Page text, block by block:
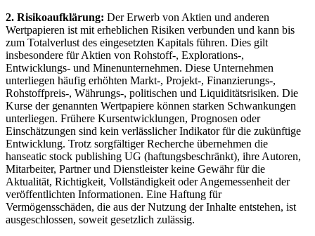
2. Risikoaufklärung: Der Erwerb von Aktien und anderen
Wertpapieren ist mit erheblichen Risiken verbunden und kann bis
zum Totalverlust des eingesetzten Kapitals führen. Dies gilt
insbesondere für Aktien von Rohstoff-, Explorations-,
Entwicklungs- und Minenunternehmen. Diese Unternehmen
unterliegen häufig erhöhten Markt-, Projekt-, Finanzierungs-,
Rohstoffpreis-, Währungs-, politischen und Liquiditätsrisiken. Die
Kurse der genannten Wertpapiere können starken Schwankungen
unterliegen. Frühere Kursentwicklungen, Prognosen oder
Einschätzungen sind kein verlässlicher Indikator für die zukünftige
Entwicklung. Trotz sorgfältiger Recherche übernehmen die
hanseatic stock publishing UG (haftungsbeschränkt), ihre Autoren,
Mitarbeiter, Partner und Dienstleister keine Gewähr für die
Aktualität, Richtigkeit, Vollständigkeit oder Angemessenheit der
veröffentlichten Informationen. Eine Haftung für
Vermögensschäden, die aus der Nutzung der Inhalte entstehen, ist
ausgeschlossen, soweit gesetzlich zulässig.